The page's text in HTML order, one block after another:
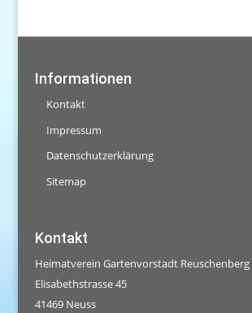
Informationen
Kontakt
Impressum
Datenschutzerklärung
Sitemap
Kontakt
Heimatverein Gartenvorstadt Reuschenberg
Elisabethstrasse 45
41469 Neuss